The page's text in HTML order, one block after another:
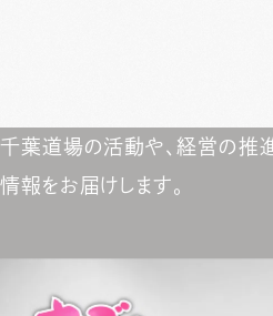
千葉道場の活動や、経営の推
情報をお届けします。